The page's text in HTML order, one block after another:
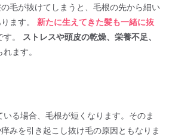
毛が抜けてしまうと、毛根の先から細い
ります。新たに生えてきた髪も一緒に抜
。 ストレスや頭皮の乾燥、栄養不足、
ます。
いる場合、毛根が短くなります。そのま
みを引き起こし抜け毛の原因ともなりま